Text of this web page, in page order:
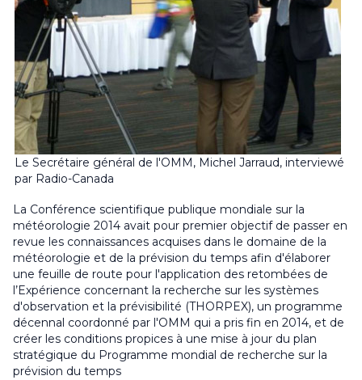
Le Secrétaire général de l'OMM, Michel Jarraud, interviewé
par Radio-Canada
La Conférence scientifique publique mondiale sur la
météorologie 2014 avait pour premier objectif de passer en
revue les connaissances acquises dans le domaine de la
météorologie et de la prévision du temps afin d'élaborer
une feuille de route pour l'application des retombées de
l’Expérience concernant la recherche sur les systèmes
d'observation et la prévisibilité (THORPEX), un programme
décennal coordonné par l'OMM qui a pris fin en 2014, et de
créer les conditions propices à une mise à jour du plan
stratégique du Programme mondial de recherche sur la
prévision du temps